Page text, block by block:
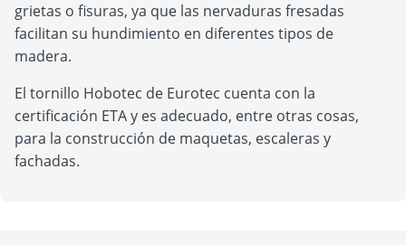
grietas o fisuras, ya que las nervaduras fresadas
facilitan su hundimiento en diferentes tipos de
madera.
El tornillo Hobotec de Eurotec cuenta con la
certificación ETA y es adecuado, entre otras cosas,
para la construcción de maquetas, escaleras y
fachadas.